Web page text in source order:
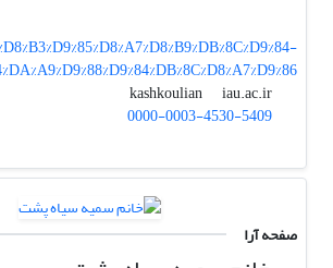
kashkoulian
iau.ac.ir
0000-0003-4530-5409
صفحه آرا